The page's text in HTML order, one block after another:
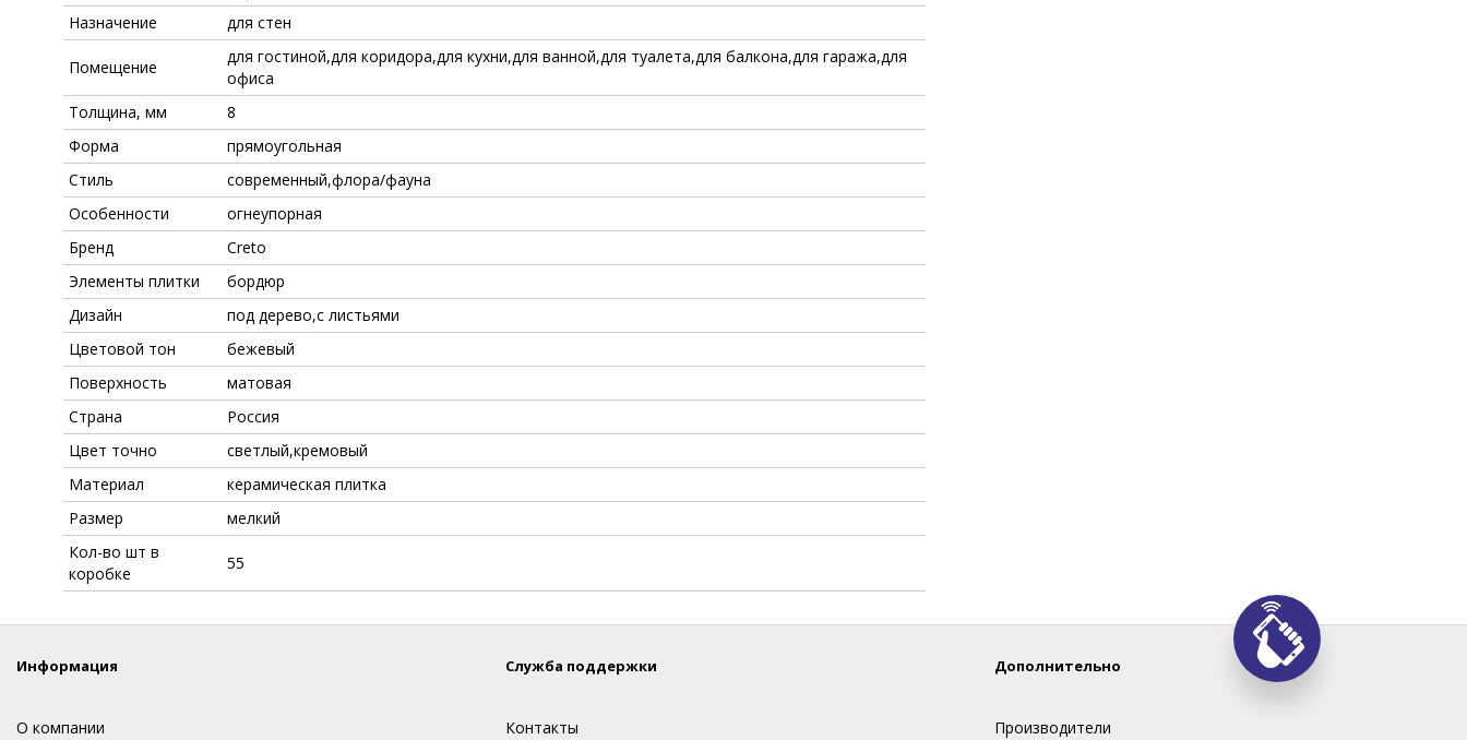
Назначение
для стен
Помещение
для гостиной,для коридора,для кухни,для ванной,для туалета,для балкона,для гаража,для
офиса
Толщина, мм
8
Форма
прямоугольная
Стиль
современный,флора/фауна
Особенности
огнеупорная
Бренд
Creto
Элементы плитки
бордюр
Дизайн
под дерево,с листьями
Цветовой тон
бежевый
Поверхность
матовая
Страна
Россия
Цвет точно
светлый,кремовый
Материал
керамическая плитка
Размер
мелкий
Кол-во шт в
коробке
55
Информация
О компании
Служба поддержки
Контакты
Дополнительно
Производители